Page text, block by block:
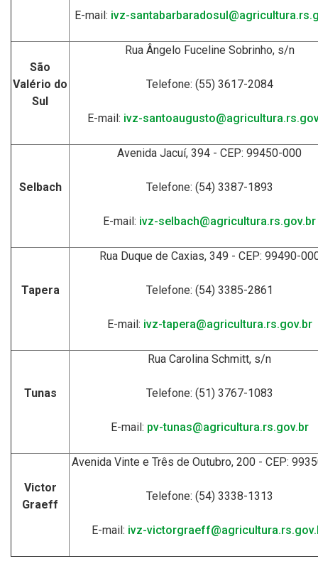
E-mail: ivz-
São
Valério do
Sul
Rua Ângelo Fuceline Sobrinho, s/n
Telefone: (55) 3617-2084
E-mail: ivz-
Selbach
Avenida Jacuí, 394 - CEP: 99450-000
Telefone: (54) 3387-1893
E-mail: ivz-selbach@agricultura.rs.gov.br
Tapera
Rua Duque de Caxias, 349 - CEP: 99490-
Telefone: (54) 3385-2861
E-mail: ivz-tapera@agricultura.rs.gov.br
Tunas
Rua Carolina Schmitt, s/n
Telefone: (51) 3767-1083
E-mail: pv-tunas@agricultura.rs.gov.br
Victor
Graeff
Avenida Vinte e Três de Outubro, 200 - CEP:
Telefone: (54) 3338-1313
E-mail: ivz-